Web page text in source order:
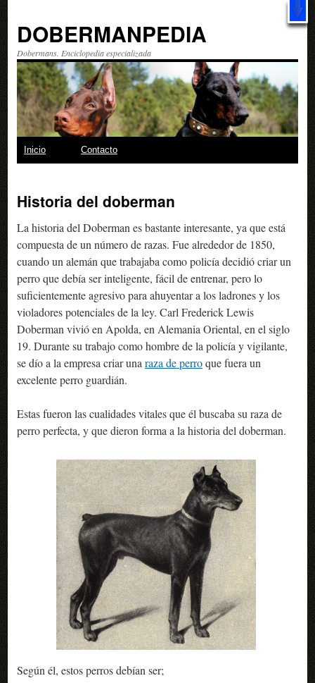
DOBERMANPEDIA
Dobermans. Enciclopedia especializada
Saltar
contenido
Inicio Contacto
Historia del doberman
La historia del Doberman es bastante interesante, ya que está
compuesta de un número de razas. Fue alrededor de 1850,
cuando un alemán que trabajaba como policía decidió criar un
perro que debía ser inteligente, fácil de entrenar, pero lo
suficientemente agresivo para ahuyentar a los ladrones y los
violadores potenciales de la ley. Carl Frederick Lewis
Doberman vivió en Apolda, en Alemania Oriental, en el siglo
19. Durante su trabajo como hombre de la policía y vigilante,
se dío a la empresa criar una raza de perroque fuera un
excelente perro guardián.
Estas fueron las cualidades vitales que él buscaba su raza de
perro perfecta, y que dieron forma a la historia del doberman.
Según él, estos perros debían ser;